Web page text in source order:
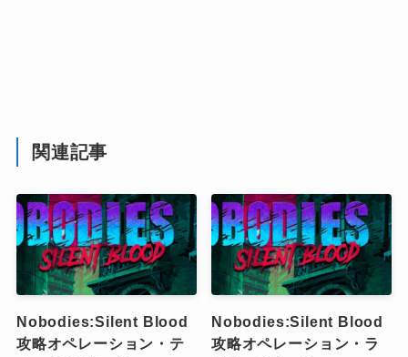
関連記事
Nobodies:Silent Blood
攻略オペレーション・テ
Nobodies:Silent Blood
攻略オペレーション・ラ